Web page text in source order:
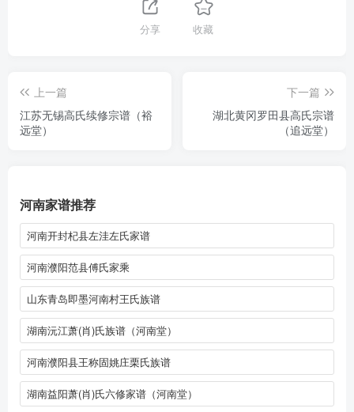
分享 收藏
上一篇
江苏无锡高氏续修宗谱（裕
远堂）
下一篇
湖北黄冈罗田县高氏宗谱
（追远堂）
河南家谱推荐
河南开封杞县左洼左氏家谱
河南濮阳范县傅氏家乘
山东青岛即墨河南村王氏族谱
湖南沅江萧(肖)氏族谱（河南堂）
河南濮阳县王称固姚庄栗氏族谱
湖南益阳萧(肖)氏六修家谱（河南堂）